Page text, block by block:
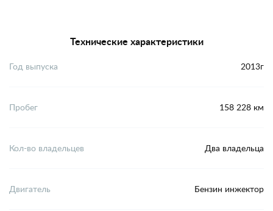
Технические характеристики
Год выпуска 2013г
Пробег 158 228 км
Кол-во владельцев Два владельца
Двигатель Бензин инжектор